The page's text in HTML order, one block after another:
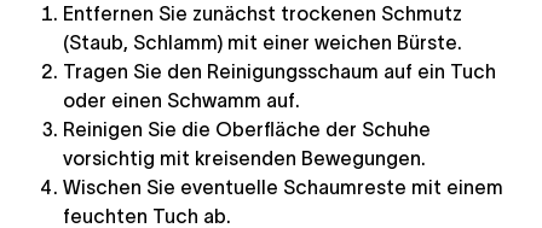
Entfernen Sie zunächst trockenen Schmutz
(Staub, Schlamm) mit einer weichen Bürste.
Tragen Sie den Reinigungsschaum auf ein Tuch
oder einen Schwamm auf.
Reinigen Sie die Oberfläche der Schuhe
vorsichtig mit kreisenden Bewegungen.
Wischen Sie eventuelle Schaumreste mit einem
feuchten Tuch ab.